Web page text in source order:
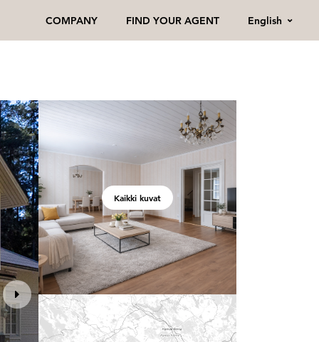
COMPANY FIND YOUR AGENT English
Kaikki kuvat